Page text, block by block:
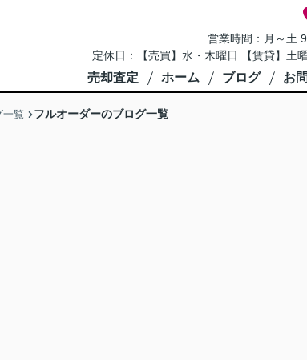
営業時間：月～土
定休日：【売買】水・木曜日 【賃貸】土
売却査定 ホーム ブログ お
一覧 フルオーダーのブログ一覧